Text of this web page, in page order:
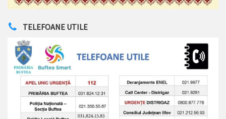
TELEFOANE UTILE